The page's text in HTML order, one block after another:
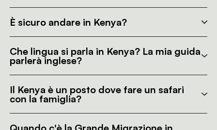
È sicuro andare in Kenya?
Che lingua si parla in Kenya? La mia guida
parlerà inglese?
Il Kenya è un posto dove fare un safari
con la famiglia?